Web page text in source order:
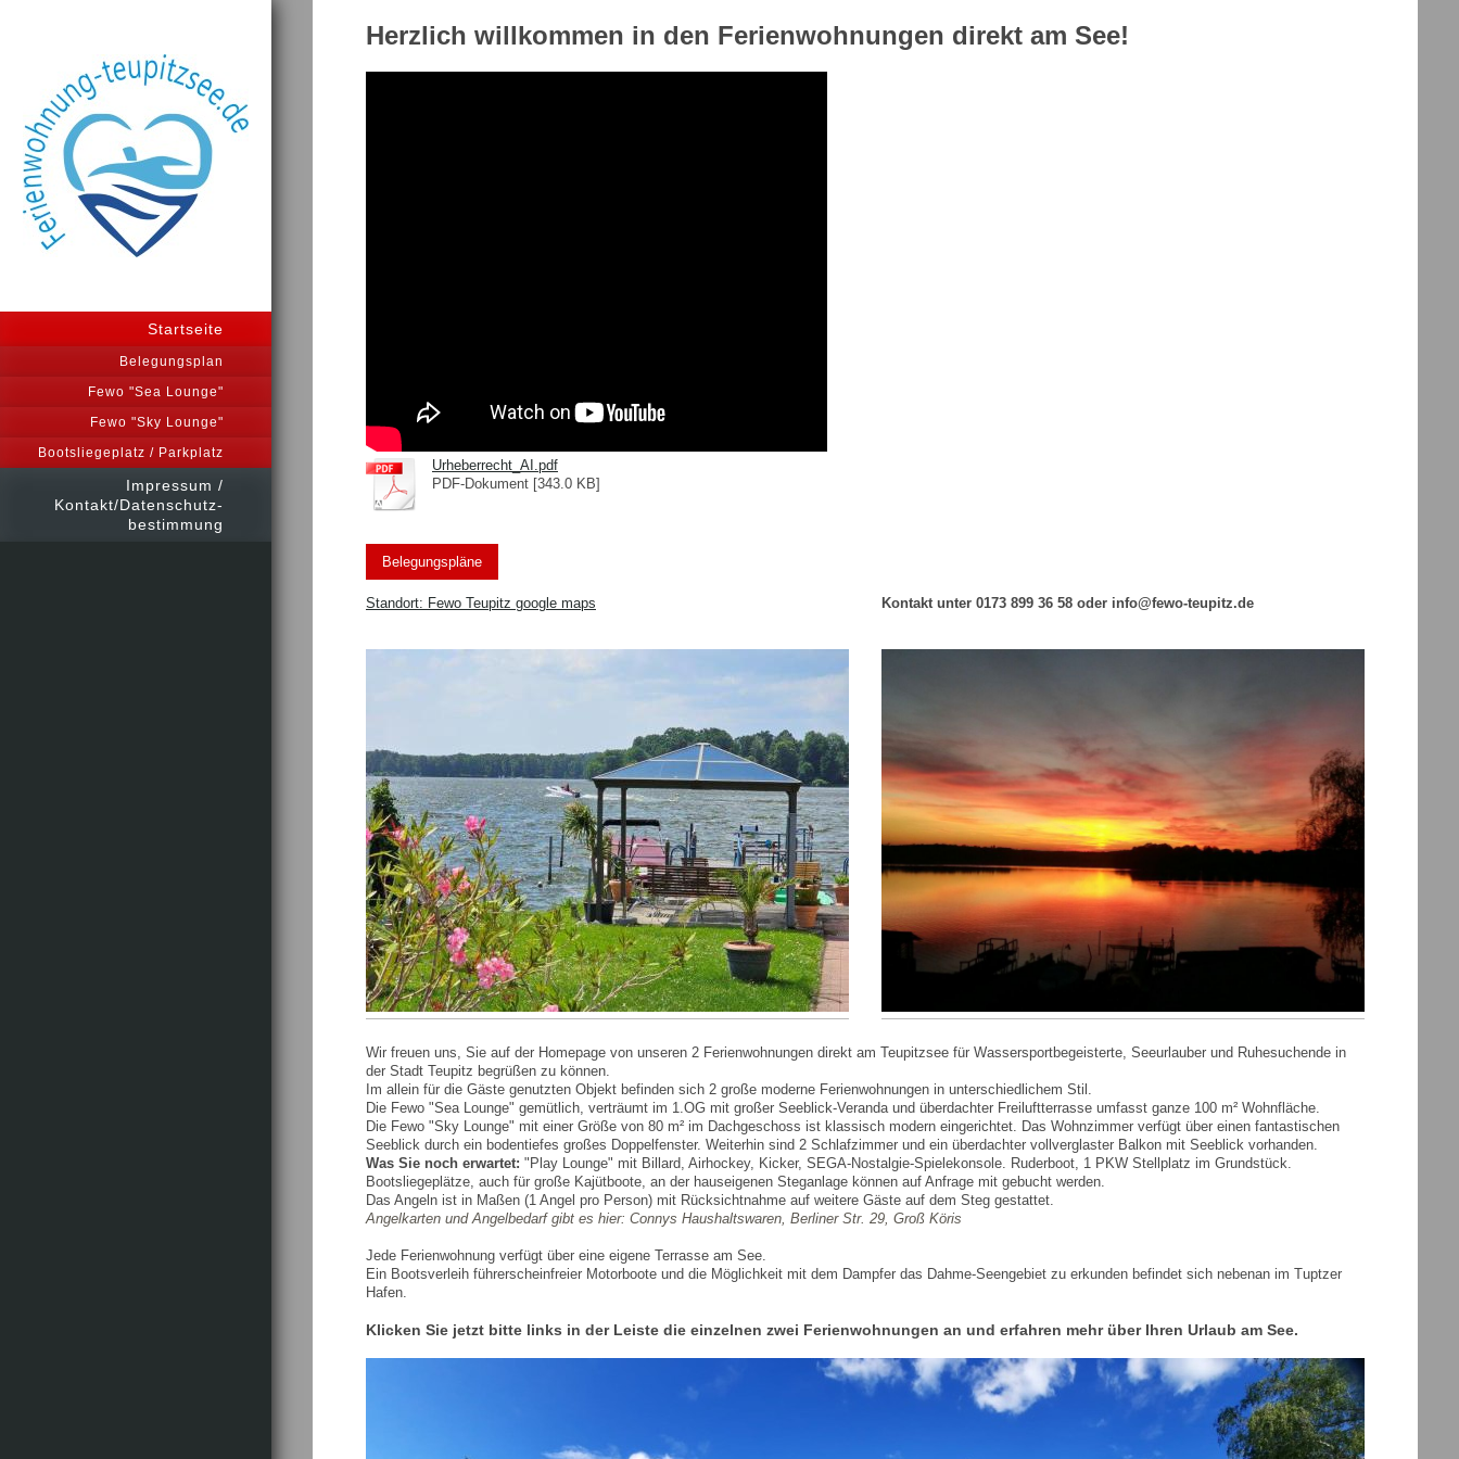
Startseite
Belegungsplan
Fewo "Sea Lounge"
Fewo "Sky Lounge"
Bootsliegeplatz / Parkplatz
Impressum /
Kontakt/Datenschutz-
bestimmung
Herzlich willkommen in den Ferienwohnungen direkt am See!
Urheberrecht_AI.pdf
PDF-Dokument [343.0 KB]
Belegungspläne
Standort: Fewo Teupitz google maps Kontakt unter 0173 899 36 58 oder info@fewo-teupitz.de
Wir freuen uns, Sie auf der Homepage von unseren 2 Ferienwohnungen direkt am Teupitzsee für Wassersportbegeisterte, Seeurlauber und Ruhesuchende in
der Stadt Teupitz begrüßen zu können.
Im allein für die Gäste genutzten Objekt befinden sich 2 große moderne Ferienwohnungen in unterschiedlichem Stil.
Die Fewo "Sea Lounge" gemütlich, verträumt im 1.OG mit großer Seeblick-Veranda und überdachter Freiluftterrasse umfasst ganze 100 m² Wohnfläche.
Die Fewo "Sky Lounge" mit einer Größe von 80 m² im Dachgeschoss ist klassisch modern eingerichtet. Das Wohnzimmer verfügt über einen fantastischen
Seeblick durch ein bodentiefes großes Doppelfenster. Weiterhin sind 2 Schlafzimmer und ein überdachter vollverglaster Balkon mit Seeblick vorhanden.
Was Sie noch erwartet: "Play Lounge" mit Billard, Airhockey, Kicker, SEGA-Nostalgie-Spielekonsole. Ruderboot, 1 PKW Stellplatz im Grundstück.
Bootsliegeplätze, auch für große Kajütboote, an der hauseigenen Steganlage können auf Anfrage mit gebucht werden.
Das Angeln ist in Maßen (1 Angel pro Person) mit Rücksichtnahme auf weitere Gäste auf dem Steg gestattet.
Angelkarten und Angelbedarf gibt es hier: Connys Haushaltswaren, Berliner Str. 29, Groß Köris
Jede Ferienwohnung verfügt über eine eigene Terrasse am See.
Ein Bootsverleih führerscheinfreier Motorboote und die Möglichkeit mit dem Dampfer das Dahme-Seengebiet zu erkunden befindet sich nebenan im Tuptzer
Hafen.
Klicken Sie jetzt bitte links in der Leiste die einzelnen zwei Ferienwohnungen an und erfahren mehr über Ihren Urlaub am See.